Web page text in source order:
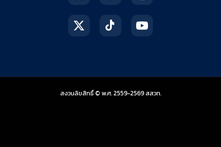
สงวนลิขสิทธิ์ © พ.ศ. 2559-2569สสวท.สถาบันส่งเสริมการสอ